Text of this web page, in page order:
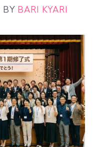
BY BARI KYARI